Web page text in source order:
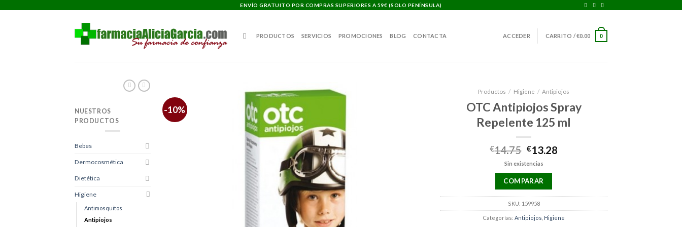
ENVÍO GRATUITO POR COMPRAS SUPERIORES A 59€ (SOLO PENÍNSULA)
PRODUCTOS SERVICIOS PROMOCIONES BLOG CONTACTA ACCEDER CARRITO /€0.00 0
NUESTROS
PRODUCTOS
Bebes
Dermocosmética
Dietética
Higiene
Antimosquitos
Antipiojos
-10%
Productos / Higiene / Antipiojos
OTC Antipiojos Spray
Repelente 125 ml
€14.75 El
precio
original
era:
€14.75.
€13.28El
Sin existencias
COMPARAR
SKU: 159958
Categorías: Antipiojos Higiene